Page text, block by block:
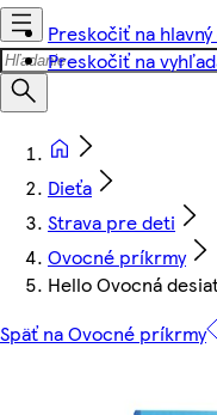
Preskočiť na
Preskočiť na
Dieťa
Strava pre deti
Ovocné príkrmy
Hello Ovocná
Späť na Ovocné príkrmy